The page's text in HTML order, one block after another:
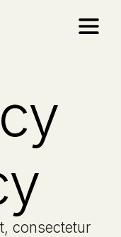
consectetur